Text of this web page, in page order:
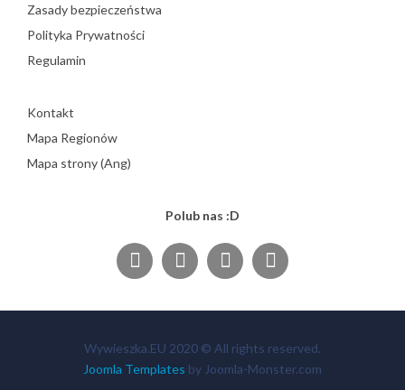
Zasady bezpieczeństwa
Polityka Prywatności
Regulamin
Kontakt
Mapa Regionów
Mapa strony (Ang)
Polub nas :D
Wywieszka.EU 2020 © All rights reserved.
Joomla Templates by Joomla-Monster.com